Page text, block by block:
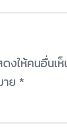
งให้คนอื่นเ
าย *